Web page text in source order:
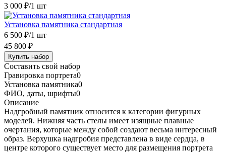
3 000 ₽/1 шт
Установка памятника стандартная
6 500 ₽/1 шт
45 800 ₽
Купить набор
Составить свой набор
Гравировка портрета0
Установка памятника0
ФИО, даты, шрифты0
Описание
Надгробный памятник относится к категории фигурных
моделей. Нижняя часть стелы имеет изящные плавные
очертания, которые между собой создают весьма интересный
образ. Верхушка надгробия представлена в виде сердца, в
центре которого существует место для размещения портрета